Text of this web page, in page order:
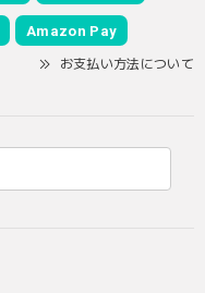
Amazon Pay
お支払い方法について